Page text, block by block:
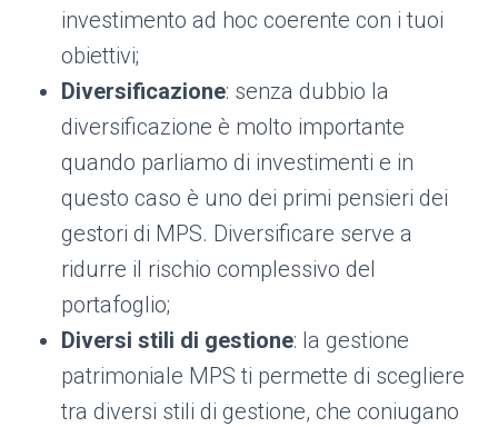
investimento ad hoc coerente con i tuoi
obiettivi;
Diversificazione: senza dubbio la
diversificazione è molto importante
quando parliamo di investimenti e in
questo caso è uno dei primi pensieri dei
gestori di MPS. Diversificare serve a
ridurre il rischio complessivo del
portafoglio;
Diversi stili di gestione: la gestione
patrimoniale MPS ti permette di scegliere
tra diversi stili di gestione, che coniugano